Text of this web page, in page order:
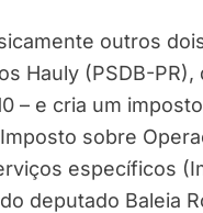
outros
Hauly (PSDB-
– e cria um
sobre
específicos
deputado Baleia